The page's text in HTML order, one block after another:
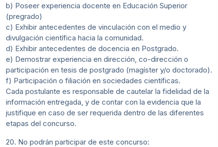
b) Poseer experiencia docente en Educación Superior
(pregrado)
c) Exhibir antecedentes de vinculación con el medio y
divulgación científica hacia la comunidad.
d) Exhibir antecedentes de docencia en Postgrado.
e) Demostrar experiencia en dirección, co-dirección o
participación en tesis de postgrado (magíster y/o doctorado).
f) Participación o filiación en sociedades científicas.
Cada postulante es responsable de cautelar la fidelidad de la
información entregada, y de contar con la evidencia que la
justifique en caso de ser requerida dentro de las diferentes
etapas del concurso.
20. No podrán participar de este concurso: